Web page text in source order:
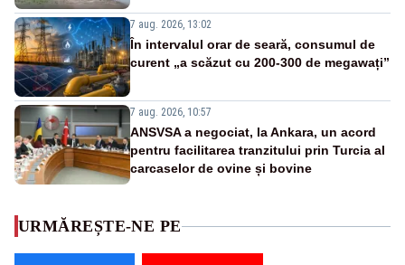
7 aug. 2026, 13:02
În intervalul orar de seară, consumul de
curent „a scăzut cu 200-300 de megawați”
7 aug. 2026, 10:57
ANSVSA a negociat, la Ankara, un acord
pentru facilitarea tranzitului prin Turcia al
carcaselor de ovine și bovine
URMĂREȘTE-NE PE